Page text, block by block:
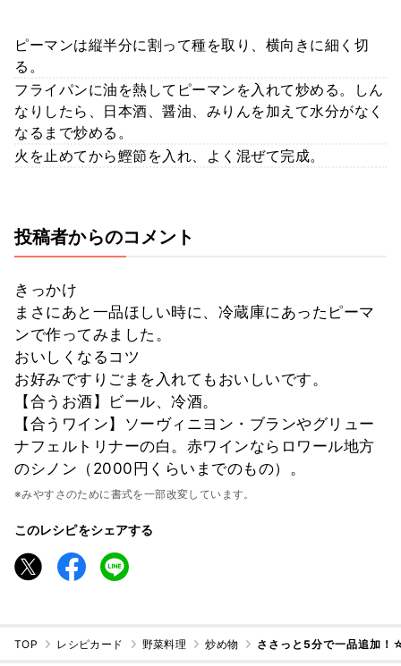
ピーマンは縦半分に割って種を取り、横向きに細く切
る。
フライパンに油を熱してピーマンを入れて炒める。しん
なりしたら、日本酒、醤油、みりんを加えて水分がなく
なるまで炒める。
火を止めてから鰹節を入れ、よく混ぜて完成。
投稿者からのコメント
きっかけ
まさにあと一品ほしい時に、冷蔵庫にあったピーマ
ンで作ってみました。
おいしくなるコツ
お好みですりごまを入れてもおいしいです。
【合うお酒】ビール、冷酒。
【合うワイン】ソーヴィニヨン・ブランやグリュー
ナフェルトリナーの白。赤ワインならロワール地方
のシノン（2000円くらいまでのもの）。
※みやすさのために書式を一部改変しています。
このレシピをシェアする
TOP レシピカード 野菜料理 炒め物 ささっと5分で一品追加！